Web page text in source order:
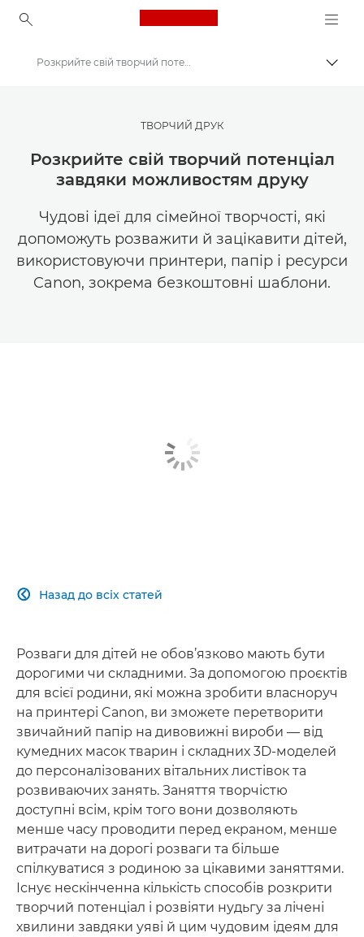
Canon Logo, back to
Ресурси для натхнення | Поради щодо фотографування і друку та рекомендації для покупців
Фотографування та друк: поради та методи
Розкрийте свій творчий потенціал завдяки можливостям друку
ТВОРЧИЙ ДРУК
Розкрийте свій творчий потенціал
завдяки можливостям друку
Чудові ідеї для сімейної творчості, які
допоможуть розважити й зацікавити дітей,
використовуючи принтери, папір і ресурси
Canon, зокрема безкоштовні шаблони.
Назад до всіх статей

Розваги для дітей не обов’язково мають бути
дорогими чи складними. За допомогою проєктів
для всієї родини, які можна зробити власноруч
на принтері Canon, ви зможете перетворити
звичайний папір на дивовижні вироби — від
кумедних масок тварин і складних 3D-моделей
до персоналізованих вітальних листівок та
розвиваючих занять. Заняття творчістю
доступні всім, крім того вони дозволяють
менше часу проводити перед екраном, менше
витрачати на дорогі розваги та більше
спілкуватися з родиною за цікавими заняттями.
Існує нескінченна кількість способів розкрити
творчий потенціал і розвіяти нудьгу за лічені
хвилини завдяки уяві й цим чудовим ідеям для